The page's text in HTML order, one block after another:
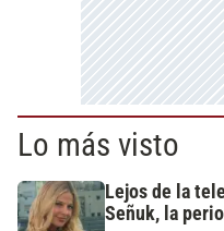
Lo más visto
Lejos de la
Señuk, la